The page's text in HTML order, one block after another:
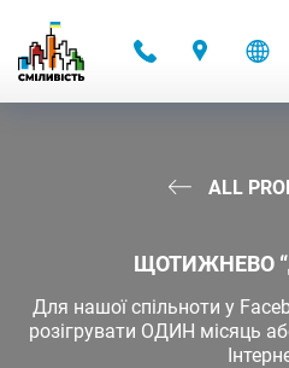
ALL
ЩОТИЖНЕВО
Для нашої спільноти у
розігрувати ОДИН місяць